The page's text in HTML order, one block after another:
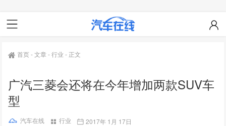
首页-文章-行业 - 正文
广汽三菱会还将在今年增加两款SUV车
型
汽车在线 行业 2017年 1月 17日